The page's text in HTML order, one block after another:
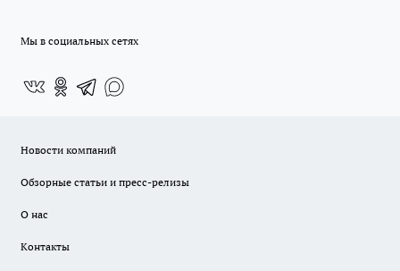
Мы в социальных сетях
Новости компаний
Обзорные статьи и пресс-релизы
О нас
Контакты